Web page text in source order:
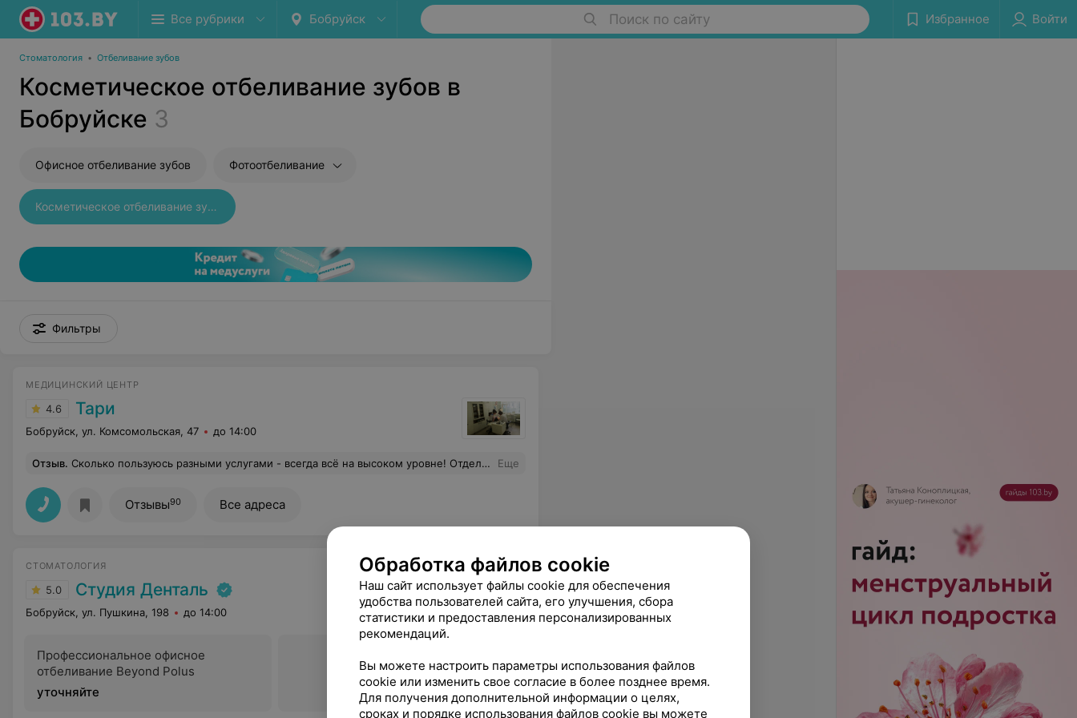
Все рубрики Бобруйск Поиск по сайту Избранное Войти
Стоматология • Отбеливание зубов
Косметическое отбеливание зубов в
Бобруйске 3
Офисное отбеливание зубов Фотоотбеливание
Косметическое отбеливание зубов
Фильтры
МЕДИЦИНСКИЙ ЦЕНТР
4.6 Тари
Бобруйск, ул. Комсомольская, 47 до 14:00
Отзыв. Сколько пользуюсь разными услугами - всегда всё на высоком уровне! Отдельный поклон гинекологии! Спасибо большое! Еще
Отзывы90 Все адреса
СТОМАТОЛОГИЯ
5.0 Студия Денталь
Бобруйск, ул. Пушкина, 198 до 14:00
Профессиональное офисное
отбеливание Beyond Polus
уточняйте
Все цены
Обработка файлов cookie
Наш сайт использует файлы cookie для обеспечения
удобства пользователей сайта, его улучшения, сбора
статистики и предоставления персонализированных
рекомендаций.
Вы можете настроить параметры использования файлов
cookie или изменить свое согласие в более позднее время.
Для получения дополнительной информации о целях,
сроках и порядке использования файлов cookie вы можете